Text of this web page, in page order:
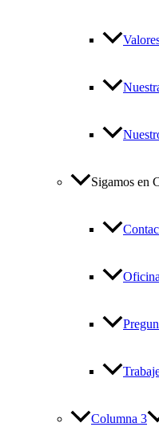
Sigamos en
Columna 3